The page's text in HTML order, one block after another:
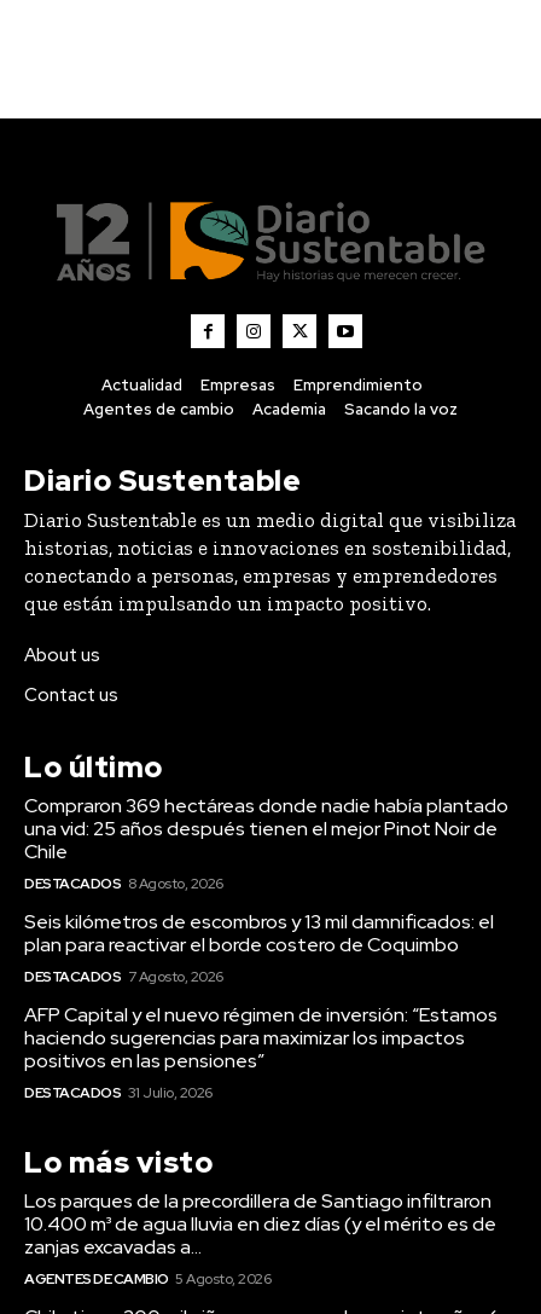
Actualidad Empresas
Emprendimiento
Agentes de cambio
Academia
Diario Sustentable
Diario Sustentable es un medio digital que visibiliza
que están impulsando un impacto positivo.
About us
Contact us
Lo último
Compraron 369 hectáreas donde nadie había plantado
una vid: 25 años después tienen el mejor Pinot Noir de
DESTACADOS 8 Agosto, 2026
Seis kilómetros de escombros y 13 mil damnificados: el
plan para reactivar el borde costero de Coquimbo
DESTACADOS
AFP Capital y el nuevo régimen de inversión: “Estamos
haciendo sugerencias para maximizar los impactos
positivos en las pensiones”
DESTACADOS 31 Julio, 2026
Lo más visto
Los parques de la precordillera de Santiago infiltraron
10.400 m³ de agua lluvia en diez días (y el mérito es de
AGENTES DE CAMBIO 5 Agosto, 2026
Chile tiene 300 mil niños menos que hace siete años (y
uno de cada cuatro menores de 5 años sigue bajo la
línea de...
AGENTES DE CAMBIO 3 Agosto, 2026